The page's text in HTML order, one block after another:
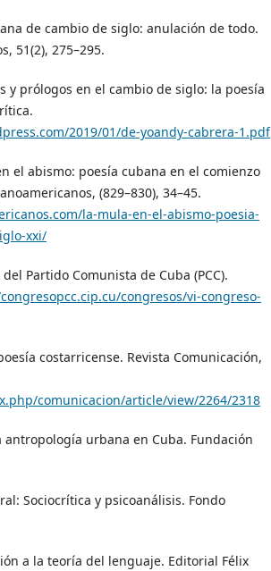
de cambio de siglo: anulación de todo.
51(2), 275–295.
y prólogos en el cambio de siglo: la poesía
2019/01/de-yoandy-cabrera-1.pdf
el abismo: poesía cubana en el comienzo
(829–830), 34–45.
la-mula-en-el-abismo-poesia-
xxi/
Partido Comunista de Cuba (PCC).
congresos/vi-congreso-
costarricense. Revista Comunicación,
comunicacion/article/view/2264/2318
antropología urbana en Cuba. Fundación
Sociocrítica y psicoanálisis. Fondo
a la teoría del lenguaje. Editorial Félix